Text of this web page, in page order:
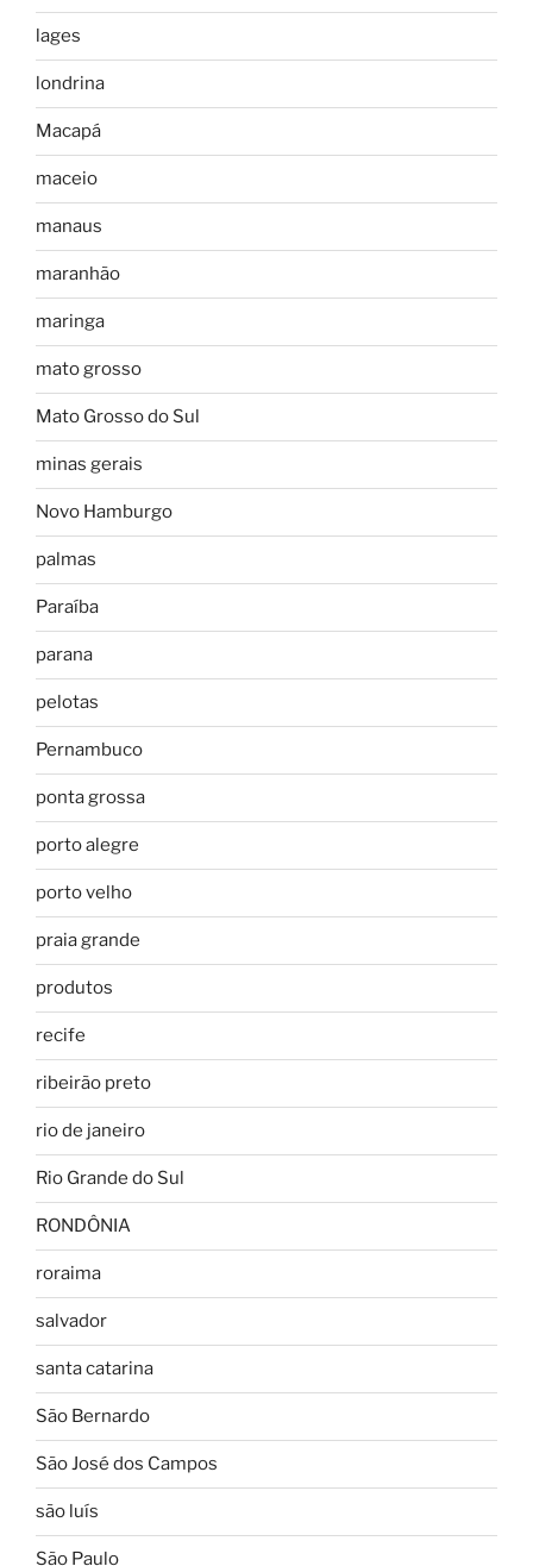
lages
londrina
Macapá
maceio
manaus
maranhão
maringa
mato grosso
Mato Grosso do Sul
minas gerais
Novo Hamburgo
palmas
Paraíba
parana
pelotas
Pernambuco
ponta grossa
porto alegre
porto velho
praia grande
produtos
recife
ribeirão preto
rio de janeiro
Rio Grande do Sul
RONDÔNIA
roraima
salvador
santa catarina
São Bernardo
São José dos Campos
são luís
São Paulo